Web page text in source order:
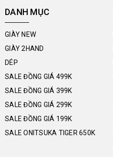
DANH MỤC
GIÀY NEW
GIÀY 2HAND
DÉP
SALE ĐỒNG GIÁ 499K
SALE ĐỒNG GIÁ 399K
SALE ĐỒNG GIÁ 299K
SALE ĐỒNG GIÁ 199K
SALE ONITSUKA TIGER 650K